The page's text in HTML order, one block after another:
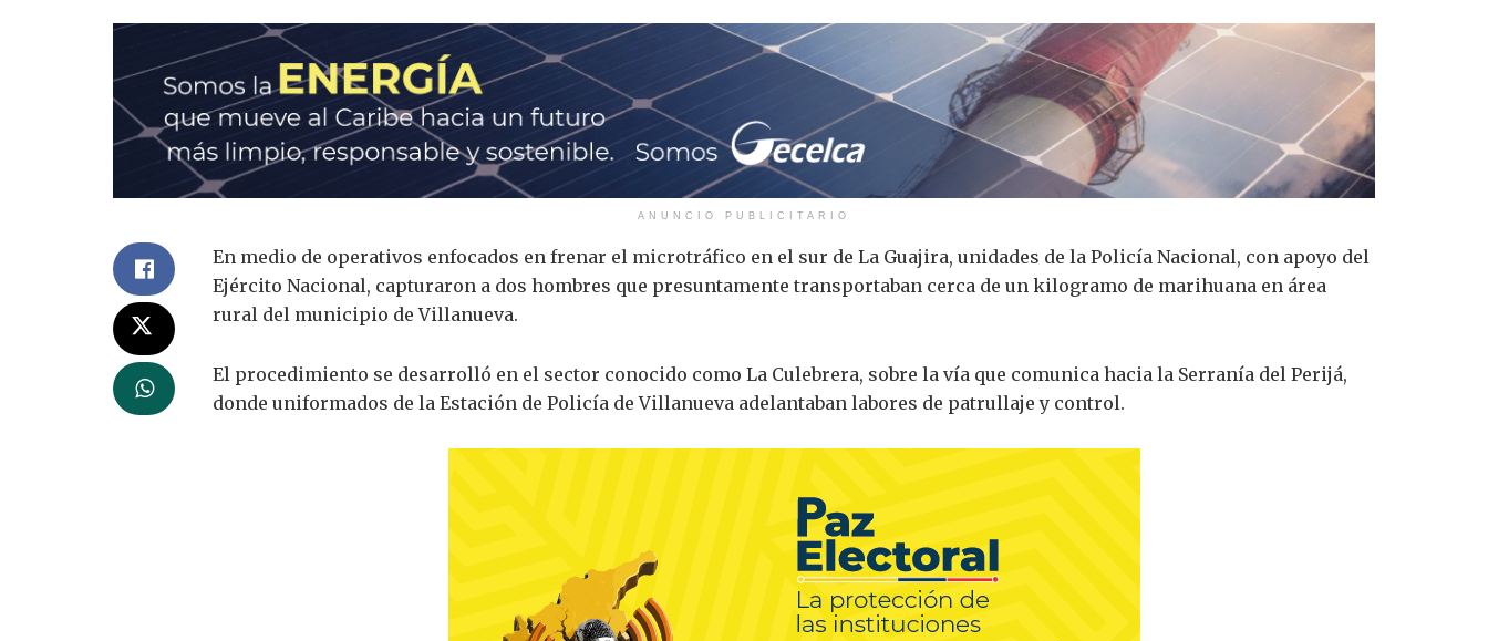
ANUNCIO PUBLICITARIO
En medio de operativos enfocados en frenar el microtráfico en el sur de La Guajira, unidades de la Policía Nacional, con apoyo del
Ejército Nacional, capturaron a dos hombres que presuntamente transportaban cerca de un kilogramo de marihuana en área
rural del municipio de Villanueva.
El procedimiento se desarrolló en el sector conocido como La Culebrera, sobre la vía que comunica hacia la Serranía del Perijá,
donde uniformados de la Estación de Policía de Villanueva adelantaban labores de patrullaje y control.